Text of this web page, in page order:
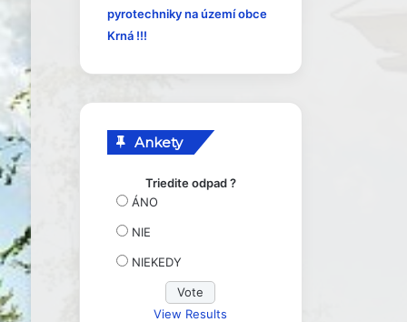
pyrotechniky na území obce
Krná !!!
Ankety
Triedite odpad ?
ÁNO
NIE
NIEKEDY
View Results